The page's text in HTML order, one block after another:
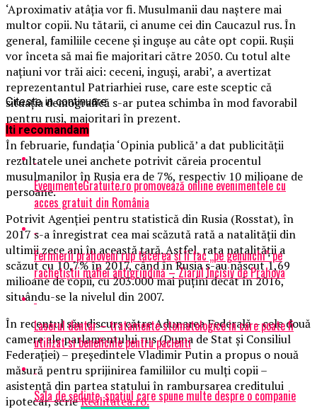
‘Aproximativ atâţia vor fi. Musulmanii dau naştere mai
multor copii. Nu tătarii, ci anume cei din Caucazul rus. În
general, familiile cecene şi inguşe au câte opt copii. Ruşii
vor înceta să mai fie majoritari către 2050. Cu totul alte
naţiuni vor trăi aici: ceceni, inguşi, arabi’, a avertizat
reprezentantul Patriarhiei ruse, care este sceptic că
situaţia demografică s-ar putea schimba în mod favorabil
pentru ruşi, majoritari în prezent.
În februarie, fundaţia ‘Opinia publică’ a dat publicităţii
rezultatele unei anchete potrivit căreia procentul
musulmanilor în Rusia era de 7%, respectiv 10 milioane de
persoane.
Potrivit Agenţiei pentru statistică din Rusia (Rosstat), în
2017 s-a înregistrat cea mai scăzută rată a natalităţii din
ultimii zece ani în această ţară. Astfel, rata natalităţii a
scăzut cu 10,7% în 2017, când în Rusia s-au născut 1,69
milioane de copii, cu 203.000 mai puţini decât în 2016,
situându-se la nivelul din 2007.
În recentul său discurs către Adunarea Federală – cele două
camere ale parlamentului rus (Duma de Stat şi Consiliul
Federaţiei) – preşedintele Vladimir Putin a propus o nouă
măsură pentru sprijinirea familiilor cu mulţi copii –
asistenţă din partea statului în rambursarea creditului
ipotecar, scrieRealitatea.ro.
Citeste in continuare
Iti recomandam
EvenimenteGratuite.ro promovează online evenimentele cu
acces gratuit din România
Fermierii prahoveni rup tăcerea și îi fac „pe genunchi” pe
rachetiștii mafiei antigrindină – Ziarul Incisiv de Prahova
Laserul dentar – tratamente stomatologice in care poate fi
utilizat si beneficiile pentru pacienti
Sala de ședințe, spațiul care spune multe despre o companie